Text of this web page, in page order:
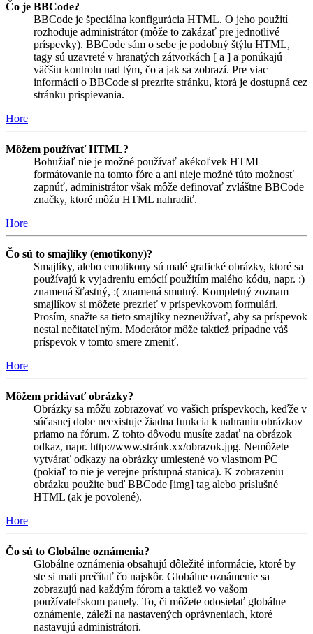
Čo je BBCode?
BBCode je špeciálna konfigurácia HTML. O jeho použití
rozhoduje administrátor (môže to zakázať pre jednotlivé
príspevky). BBCode sám o sebe je podobný štýlu HTML,
tagy sú uzavreté v hranatých zátvorkách [ a ] a ponúkajú
väčšiu kontrolu nad tým, čo a jak sa zobrazí. Pre viac
informácií o BBCode si prezrite stránku, ktorá je dostupná cez
stránku prispievania.
Hore
Môžem používať HTML?
Bohužiaľ nie je možné používať akékoľvek HTML
formátovanie na tomto fóre a ani nieje možné túto možnosť
zapnúť, administrátor však môže definovať zvláštne BBCode
značky, ktoré môžu HTML nahradiť.
Hore
Čo sú to smajlíky (emotikony)?
Smajlíky, alebo emotikony sú malé grafické obrázky, ktoré sa
používajú k vyjadreniu emócií použitím malého kódu, napr. :)
znamená šťastný, :( znamená smutný. Kompletný zoznam
smajlíkov si môžete prezrieť v príspevkovom formulári.
Prosím, snažte sa tieto smajlíky nezneužívať, aby sa príspevok
nestal nečitateľným. Moderátor môže taktiež prípadne váš
príspevok v tomto smere zmeniť.
Hore
Môžem pridávať obrázky?
Obrázky sa môžu zobrazovať vo vašich príspevkoch, keďže v
súčasnej dobe neexistuje žiadna funkcia k nahraniu obrázkov
priamo na fórum. Z tohto dôvodu musíte zadať na obrázok
odkaz, napr. http://www.stránk.xx/obrazok.jpg. Nemôžete
vytvárať odkazy na obrázky umiestené vo vlastnom PC
(pokiaľ to nie je verejne prístupná stanica). K zobrazeniu
obrázku použite buď BBCode [img] tag alebo príslušné
HTML (ak je povolené).
Hore
Čo sú to Globálne oznámenia?
Globálne oznámenia obsahujú dôležité informácie, ktoré by
ste si mali prečítať čo najskôr. Globálne oznámenie sa
zobrazujú nad každým fórom a taktiež vo vašom
používateľskom panely. To, či môžete odosielať globálne
oznámenie, záleží na nastavených oprávneniach, ktoré
nastavujú administrátori.